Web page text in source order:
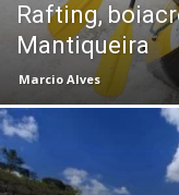
Rafting,
Mantiqueira
Marcio Alves